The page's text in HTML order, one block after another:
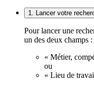
1. Lancer votre
Pour lancer une
un des deux champs :
« Métier,
ou
« Lieu de